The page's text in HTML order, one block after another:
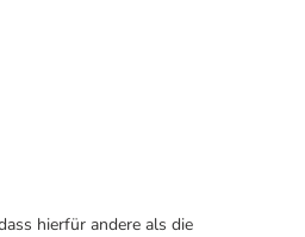
hierfür andere als die